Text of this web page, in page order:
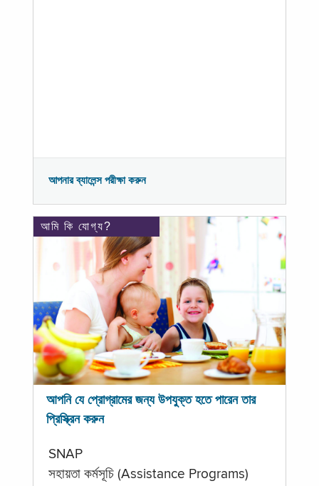
আপনার ব্যালেন্স পরীক্ষা করুন
আমি কি যোগ্য?
আপনি যে প্রোগ্রামের জন্য উপযুক্ত হতে পারেন তার
প্রিস্ক্রিন করুন
SNAP
সহায়তা কর্মসূচি (Assistance Programs)